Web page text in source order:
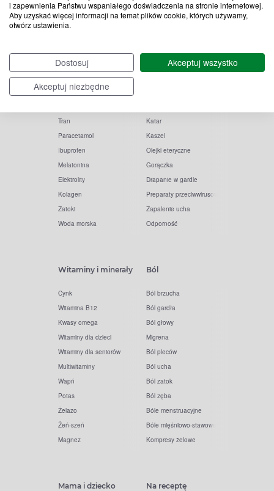
i zapewnienia Państwu wspaniałego doświadczenia na stronie internetowej.
Aby uzyskać więcej informacji na temat plików cookie, których używamy,
otwórz ustawienia.
Dostosuj
Akceptuj wszystko
Akceptuj niezbędne
Popularne zapytania
Witamina D
Witamina C
Tran
Paracetamol
Ibuprofen
Melatonina
Elektrolity
Kolagen
Zatoki
Woda morska
Przeziębienie i grypa
Katar
Kaszel
Olejki eteryczne
Gorączka
Drapanie w gardle
Preparaty przeciwwirusowe
Zapalenie ucha
Odporność
Witaminy i minerały
Cynk
Witamina B12
Kwasy omega
Witaminy dla dzieci
Witaminy dla seniorów
Multiwitaminy
Wapń
Potas
Żelazo
Żeń-szeń
Magnez
Ból
Ból brzucha
Ból gardła
Ból głowy
Migrena
Ból pleców
Ból ucha
Ból zatok
Ból zęba
Bóle menstruacyjne
Bóle mięśniowo-stawowe
Kompresy żelowe
Mama i dziecko Na receptę